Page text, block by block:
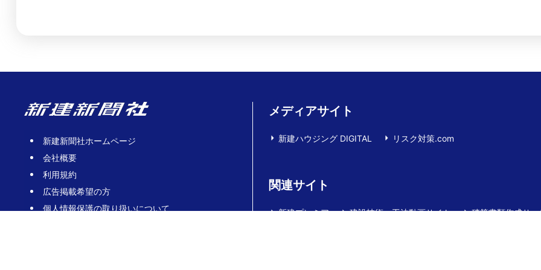
新建新聞社ホームページ
会社概要
利用規約
広告掲載希望の方
個人情報保護の取り扱いについて
メディアサイト
新建ハウジング DIGITAL リスク対策.com
関連サイト
新建プレミア 建設技術・工法動画サイト 積算書類作成サー